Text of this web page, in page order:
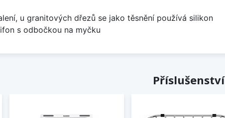
u granitových dřezů se jako těsnění používá silikon
s odbočkou na myčku
Příslušenství